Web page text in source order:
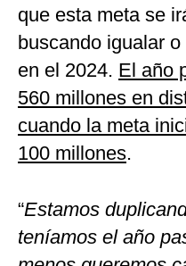
que esta meta se
buscando igualar
en el 2024. El año
560 millones en
cuando la meta
100 millones.
“Estamos
teníamos el año